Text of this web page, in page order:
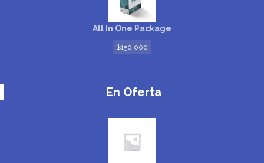
All In One Package
$150.000
En Oferta